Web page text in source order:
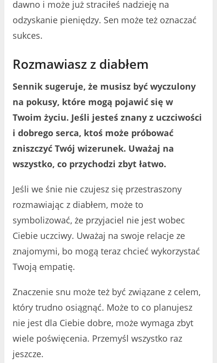
dawno i może już straciłeś nadzieję na
odzyskanie pieniędzy. Sen może też oznaczać
sukces.
Rozmawiasz z diabłem
Sennik sugeruje, że musisz być wyczulony
na pokusy, które mogą pojawić się w
Twoim życiu. Jeśli jesteś znany z uczciwości
i dobrego serca, ktoś może próbować
zniszczyć Twój wizerunek. Uważaj na
wszystko, co przychodzi zbyt łatwo.
Jeśli we śnie nie czujesz się przestraszony
rozmawiając z diabłem, może to
symbolizować, że przyjaciel nie jest wobec
Ciebie uczciwy. Uważaj na swoje relacje ze
znajomymi, bo mogą teraz chcieć wykorzystać
Twoją empatię.
Znaczenie snu może też być związane z celem,
który trudno osiągnąć. Może to co planujesz
nie jest dla Ciebie dobre, może wymaga zbyt
wiele poświęcenia. Przemyśl wszystko raz
jeszcze.